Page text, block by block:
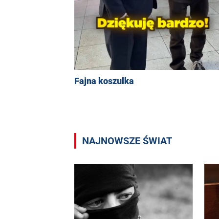
Fajna koszulka
NAJNOWSZE ŚWIAT